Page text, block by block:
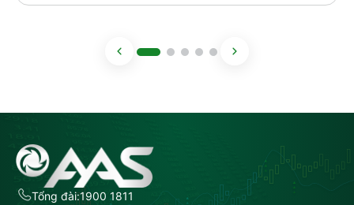
Tổng đài:1900 1811